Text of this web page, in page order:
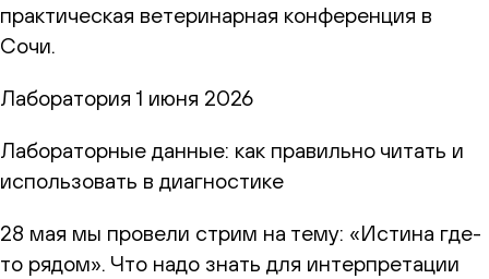
практическая ветеринарная конференция в
Сочи.
Лаборатория 1 июня 2026
Лабораторные данные: как правильно читать и
использовать в диагностике
28 мая мы провели стрим на тему: «Истина где-
то рядом». Что надо знать для интерпретации